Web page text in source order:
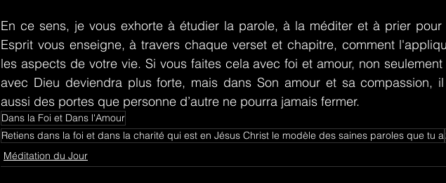
En ce sens, je vous exhorte à étudier la parole, à la méditer et à prier
Esprit vous enseigne, à travers chaque verset et chapitre, comment
les aspects de votre vie. Si vous faites cela avec foi et amour, non
avec Dieu deviendra plus forte, mais dans Son amour et sa compassion,
aussi des portes que personne d’autre ne pourra jamais fermer.
Dans la Foi et Dans l'Amour
Retiens dans la foi et dans la charité qui est en Jésus Christ le modèle des saines paroles que tu a
Méditation du Jour